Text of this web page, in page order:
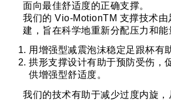
面向最佳舒适度的正确支撑。
我们的 Vio-MotionTM 支撑技术由
建，旨在科学地重新分配压力和能
用增强型减震泡沫稳定足跟杯有
拱形支撑设计有助于预防受伤，
供增强型舒适度。
我们的技术有助于减少过度内旋